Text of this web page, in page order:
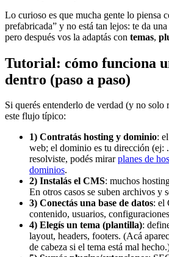
Lo curioso es que mucha gente lo piensa
prefabricada” y no está tan lejos: te da
pero después vos la adaptás con temas,
Tutorial: cómo funciona
dentro (paso a paso)
Si querés entenderlo de verdad (y no
este flujo típico:
1) Contratás hosting y dominio:
web; el dominio es tu dirección (ej:
resolviste, podés mirarplanes de
dominios.
2) Instalás el CMS: muchos
En otros casos se suben archivos y
3) Conectás una base de datos: el
contenido, usuarios,
4) Elegís un tema (plantilla):
layout, headers, footers. (Acá
de cabeza si el tema está mal